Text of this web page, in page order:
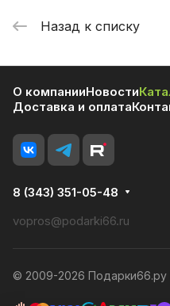
Назад к списку
О компанииНовости
Доставка и оплата
8 (343) 351-05-48
vopros@podarki66.ru
© 2009-2026